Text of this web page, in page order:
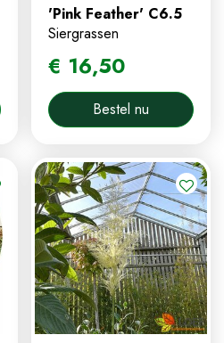
'Pink Feather' C6.5
Siergrassen
€ 16,50
Bestel nu